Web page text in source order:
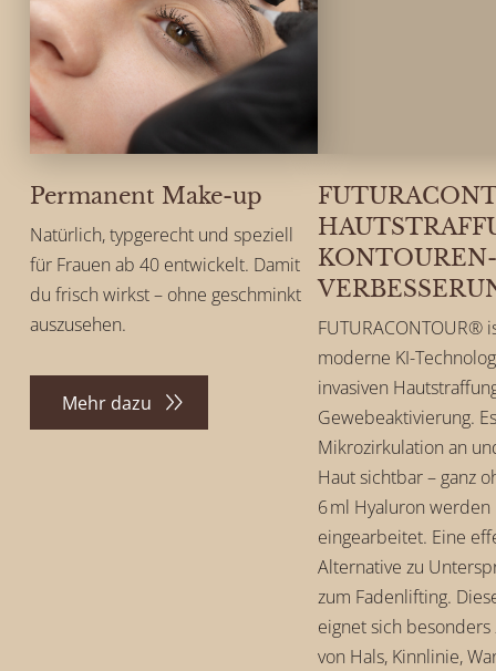
Permanent Make-up
Natürlich, typgerecht und speziell
für Frauen ab 40 entwickelt. Damit
du frisch wirkst – ohne geschminkt
auszusehen.
Mehr dazu
KONTOUREN-
FUTURACONTOUR®
moderne KI-
invasiven
Gewebeaktivierung.
Mikrozirkulation an
Haut sichtbar – ganz
6 ml Hyaluron
eingearbeitet. Eine
Alternative zu
zum Fadenlifting.
eignet sich besonders
von Hals, Kinnlinie,